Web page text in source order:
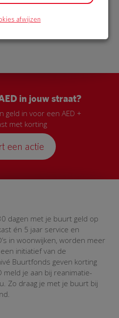
in jouw straat?
geld in voor een AED +
met korting
een actie
dagen met je buurt geld op
én 5 jaar service en
in woonwijken, worden meer
initiatief van de
Buurtfonds geven korting
meld je aan bij reanimatie-
Zo draag je met je buurt bij
afwijzen